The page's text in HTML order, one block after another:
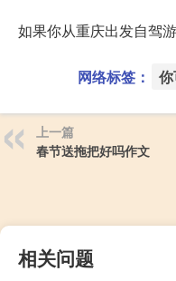
如果你从重庆出发自驾
网络标签：
上一篇
春节送拖把好吗作文
相关问题